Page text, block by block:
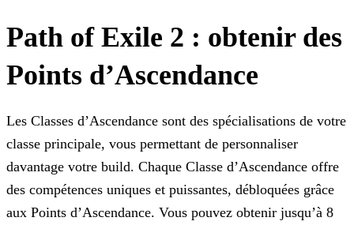
Path of Exile 2 : obtenir des
Points d’Ascendance
Les Classes d’Ascendance sont des spécialisations de votre
classe principale, vous permettant de personnaliser
davantage votre build. Chaque Classe d’Ascendance offre
des compétences uniques et puissantes, débloquées grâce
aux Points d’Ascendance. Vous pouvez obtenir jusqu’à 8